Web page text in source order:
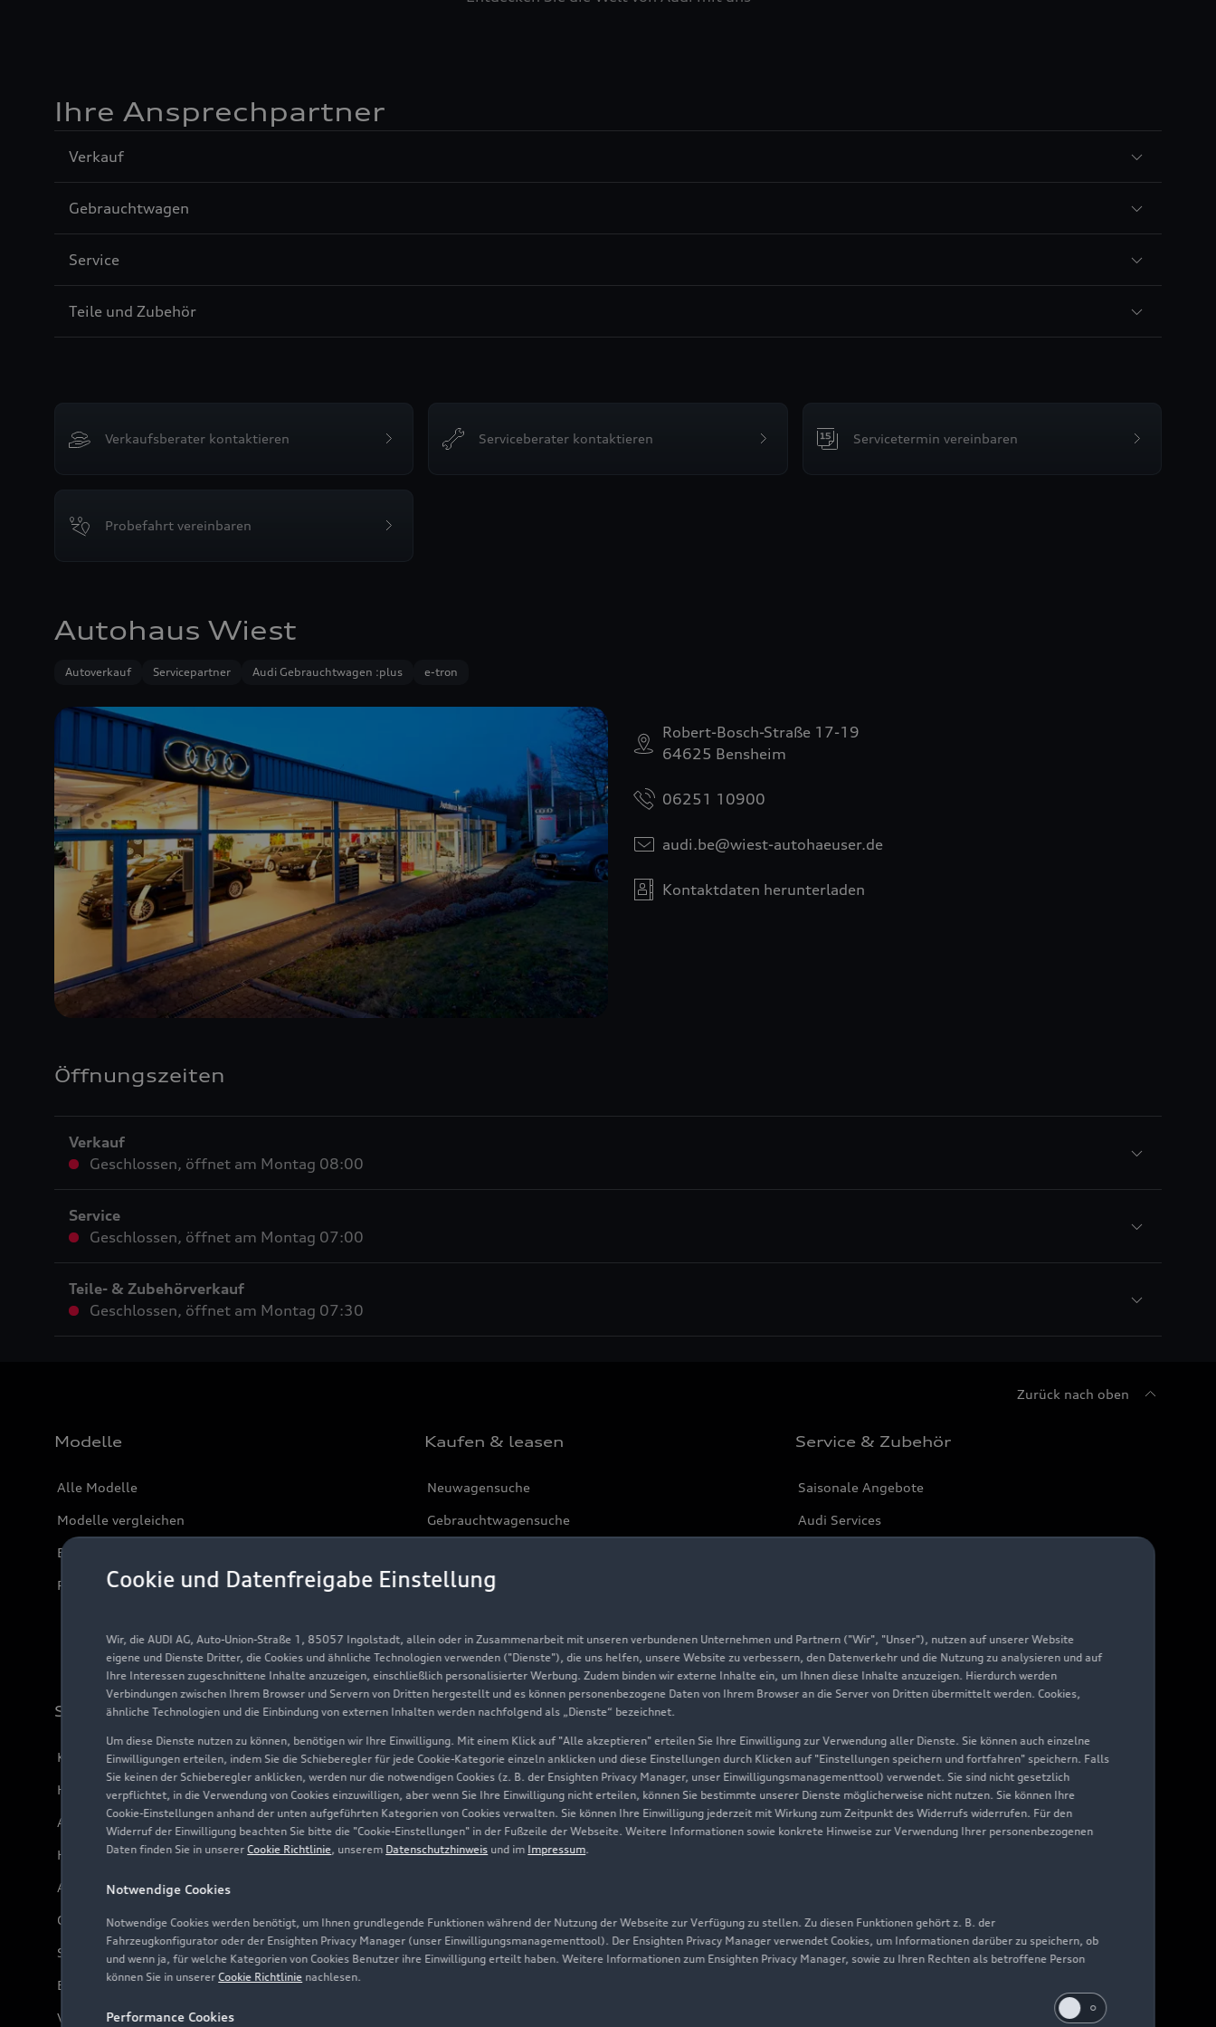
Cookie und Datenfreigabe Einstellung
Wir, die AUDI AG, Auto-Union-Straße 1, 85057 Ingolstadt, allein oder in Zusammenarbeit mit unseren verbundenen Unternehmen und Partnern ("Wir", "Unser"), nutzen auf unserer Website
eigene und Dienste Dritter, die Cookies und ähnliche Technologien verwenden ("Dienste"), die uns helfen, unsere Website zu verbessern, den Datenverkehr und die Nutzung zu analysieren und auf
Ihre Interessen zugeschnittene Inhalte anzuzeigen, einschließlich personalisierter Werbung. Zudem binden wir externe Inhalte ein, um Ihnen diese Inhalte anzuzeigen. Hierdurch werden
Verbindungen zwischen Ihrem Browser und Servern von Dritten hergestellt und es können personenbezogene Daten von Ihrem Browser an die Server von Dritten übermittelt werden. Cookies,
ähnliche Technologien und die Einbindung von externen Inhalten werden nachfolgend als „Dienste“ bezeichnet.
Um diese Dienste nutzen zu können, benötigen wir Ihre Einwilligung. Mit einem Klick auf "Alle akzeptieren" erteilen Sie Ihre Einwilligung zur Verwendung aller Dienste. Sie können auch einzelne
Einwilligungen erteilen, indem Sie die Schieberegler für jede Cookie-Kategorie einzeln anklicken und diese Einstellungen durch Klicken auf "Einstellungen speichern und fortfahren" speichern. Falls
Sie keinen der Schieberegler anklicken, werden nur die notwendigen Cookies (z. B. der Ensighten Privacy Manager, unser Einwilligungsmanagementtool) verwendet. Sie sind nicht gesetzlich
verpflichtet, in die Verwendung von Cookies einzuwilligen, aber wenn Sie Ihre Einwilligung nicht erteilen, können Sie bestimmte unserer Dienste möglicherweise nicht nutzen. Sie können Ihre
Cookie-Einstellungen anhand der unten aufgeführten Kategorien von Cookies verwalten. Sie können Ihre Einwilligung jederzeit mit Wirkung zum Zeitpunkt des Widerrufs widerrufen. Für den
Widerruf der Einwilligung beachten Sie bitte die "Cookie-Einstellungen" in der Fußzeile der Webseite. Weitere Informationen sowie konkrete Hinweise zur Verwendung Ihrer personenbezogenen
Daten finden Sie in unsererCookie Richtlinie, unserem Datenschutzhinweis und im Impressum.
Notwendige Cookies
Notwendige Cookies werden benötigt, um Ihnen grundlegende Funktionen während der Nutzung der Webseite zur Verfügung zu stellen. Zu diesen Funktionen gehört z. B. der
Fahrzeugkonfigurator oder der Ensighten Privacy Manager (unser Einwilligungsmanagementtool). Der Ensighten Privacy Manager verwendet Cookies, um Informationen darüber zu speichern, ob
und wenn ja, für welche Kategorien von Cookies Benutzer ihre Einwilligung erteilt haben. Weitere Informationen zum Ensighten Privacy Manager, sowie zu Ihren Rechten als betroffene Person
können Sie in unsererCookie Richtlinie nachlesen.
Performance Cookies
Ihre Ansprechpartner
VerkaufSección
Gebrauchtwagen
ServiceSección
Teile und ZubehörSección
Verkaufsberater kontaktieren Serviceberater kontaktieren Servicetermin vereinbaren
Probefahrt vereinbaren
Autohaus Wiest
Autoverkauf Servicepartner Audi Gebrauchtwagen :plus e-tron
Robert-Bosch-Straße 17-19
64625 Bensheim
06251 10900
audi.be@wiest-autohaeuser.de
Kontaktdaten herunterladen
Öffnungszeiten
Verkauf
Geschlossen, öffnet am Montag 08:00
Service
Geschlossen, öffnet am Montag 07:00
Teile- & Zubehörverkauf
Geschlossen, öffnet am Montag 07:30
Zurück nach oben
Modelle
Alle Modelle
Modelle vergleichen
Elektromodelle
Plug-in-Hybride
Kaufen & leasen
Neuwagensuche
Gebrauchtwagensuche
Finanzierung
Geschäftskunden
Service & Zubehör
Saisonale Angebote
Audi Services
Support
Kundenservice
Händlersuche
Audi Code
Häufige Fragen (FAQ)
Audi Online Beratung
Online-Terminvereinbarung
Servicekontakt
Bordbuch & Bedienungsanleitungen
Verträge kündigen
Über Audi
Unternehmen
Karriere
Investor Relations
Presse & Media Center
Audi erleben
Newsletter